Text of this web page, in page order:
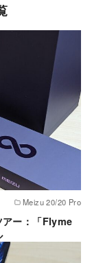
Meizu 20/20 Pro
ー：「Flyme